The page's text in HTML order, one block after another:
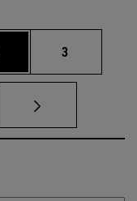
Página
3
Use TAB para